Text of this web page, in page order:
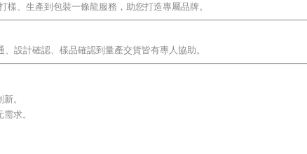
、生產到包裝一條龍服務，助您打造專屬品牌。
設計確認、樣品確認到量產交貨皆有專人協助。
。
求。